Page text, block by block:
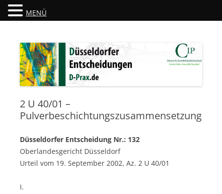
Düsseldorfer Entscheidungen
2 U 40/01 –
Pulverbeschichtungszusammensetzung
Düsseldorfer Entscheidung Nr.: 132
Oberlandesgericht Düsseldorf
Urteil vom 19. September 2002, Az. 2 U 40/01
I.
MENÜ